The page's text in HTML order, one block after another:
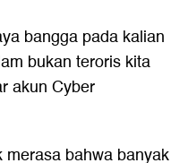
bangga pada kalian
bukan teroris kita
akun Cyber
bahwa banyak